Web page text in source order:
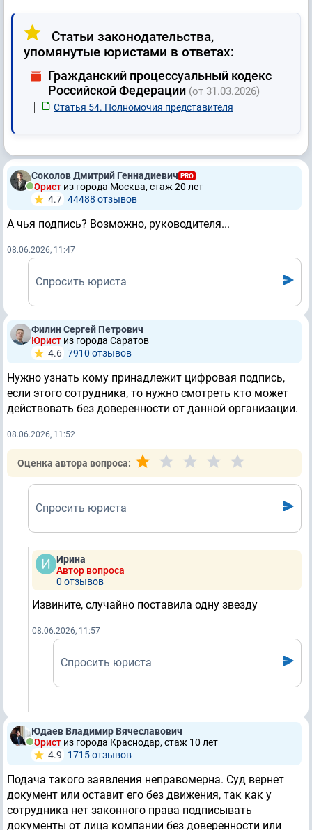
Статьи законодательства,
упомянутые юристами в ответах:
Гражданский процессуальный кодекс
Российской Федерации (от 31.03.2026)
Статья 54. Полномочия представителя
Соколов Дмитрий Геннадиевич PRO
Юрист из города Москва, стаж 20 лет
4.7 44488 отзывов
А чья подпись? Возможно, руководителя...
08.06.2026, 11:47
Спросить юриста
Филин Сергей Петрович
Юрист из города Саратов
4.6 7910 отзывов
Нужно узнать кому принадлежит цифровая подпись,
если этого сотрудника, то нужно смотреть кто может
действовать без доверенности от данной организации.
08.06.2026, 11:52
Оценка автора вопроса:
Спросить юриста
Ирина
Автор вопроса
0 отзывов
Извините, случайно поставила одну звезду
08.06.2026, 11:57
Спросить юриста
Юдаев Владимир Вячеславович
Юрист из города Краснодар, стаж 10 лет
4.9
1715 отзывов
Подача такого заявления неправомерна. Суд вернет
документ или оставит его без движения, так как у
сотрудника нет законного права подписывать
документы от лица компании без доверенности или